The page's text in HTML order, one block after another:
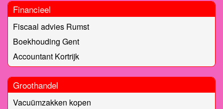
Financieel
Fiscaal advies Rumst
Boekhouding Gent
Accountant Kortrijk
Groothandel
Vacuümzakken kopen